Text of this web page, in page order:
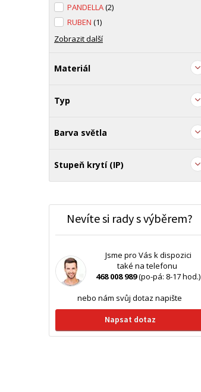
PANDELLA(2)
RUBEN (1)
Zobrazit další
Materiál
Typ
Barva světla
Stupeň krytí (IP)
Nevíte si rady s výběrem?
Jsme pro Vás k dispozici
také na telefonu
468 008 989(po-pá: 8-17 hod.)
nebo nám svůj dotaz napište
Napsat dotaz